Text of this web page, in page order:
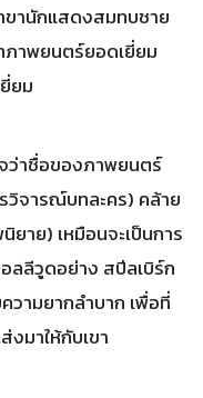
ขานักแสดงสมทบชาย
ภาพยนตร์ยอดเยี่ยม
ยม
ว่าชื่อของภาพยนตร์
วิจารณ์บทละคร) คล้าย
ยาย) เหมือนจะเป็นการ
ลลีวูดอย่าง สปีลเบิร์ก
วามยากลำบาก เพื่อที่
มาให้กับเขา